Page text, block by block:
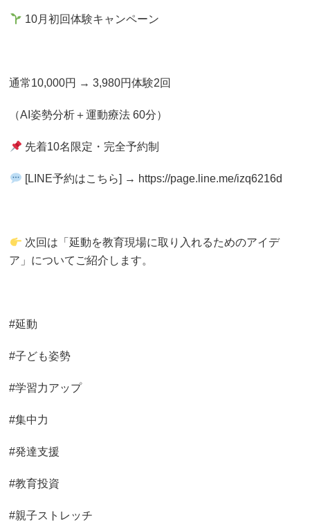
10月初回体験キャンペーン
通常10,000円 → 3,980円体験2回
（AI姿勢分析＋運動療法 60分）
先着10名限定・完全予約制
[LINE予約はこちら] → https://page.line.me/izq6216d
次回は「延動を教育現場に取り入れるためのアイデ
ア」についてご紹介します。
#延動
#子ども姿勢
#学習力アップ
#集中力
#発達支援
#教育投資
#親子ストレッチ